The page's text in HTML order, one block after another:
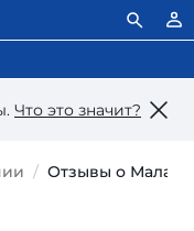
Что это значит?
Отзывы о Малаге